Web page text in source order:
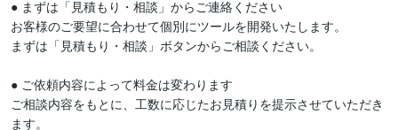
● まずは「見積もり・相談」からご連絡ください
お客様のご要望に合わせて個別にツールを開発いたします。
まずは「見積もり・相談」ボタンからご相談ください。
● ご依頼内容によって料金は変わります
ご相談内容をもとに、工数に応じたお見積りを提示させていただき
ます。